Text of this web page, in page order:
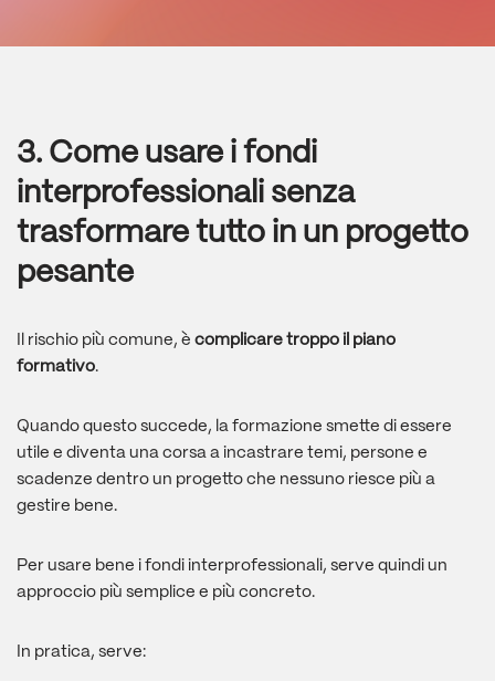
3. Come usare i fondi
interprofessionali senza
trasformare tutto in un progetto
pesante
Il rischio più comune, è complicare troppo il piano
formativo.
Quando questo succede, la formazione smette di essere
utile e diventa una corsa a incastrare temi, persone e
scadenze dentro un progetto che nessuno riesce più a
gestire bene.
Per usare bene i fondi interprofessionali, serve quindi un
approccio più semplice e più concreto.
In pratica, serve: